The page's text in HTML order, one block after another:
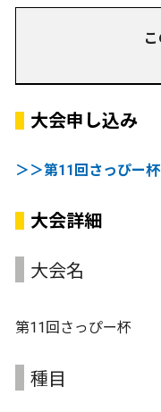
大会申し込み
＞＞第11回さっぴー
大会詳細
大会名
第11回さっぴー杯
種目